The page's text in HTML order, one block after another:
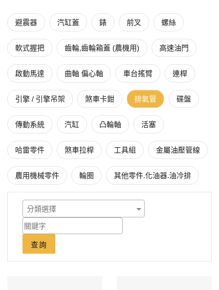
避震器 汽缸蓋 錶 前叉 螺絲
軟式握把 齒輪,齒輪箱蓋 (農機用) 高速油門
啟動馬達 曲軸 偏心軸 車台搖臂 連桿
引擎 / 引擎吊架 煞車卡鉗 排氣管 碟盤
傳動系統 汽缸 凸輪軸 活塞
哈雷零件 煞車拉桿 工具組 金屬油壓管線
農用機械零件 輪圈 其他零件.化油器.油冷排
查詢